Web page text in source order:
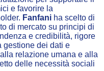
e favorire la
Fanfani ha scelto di
di mercato su principi di
e credibilità, rigore
gestione dei dati e
relazione umana e alla
delle necessità sociali